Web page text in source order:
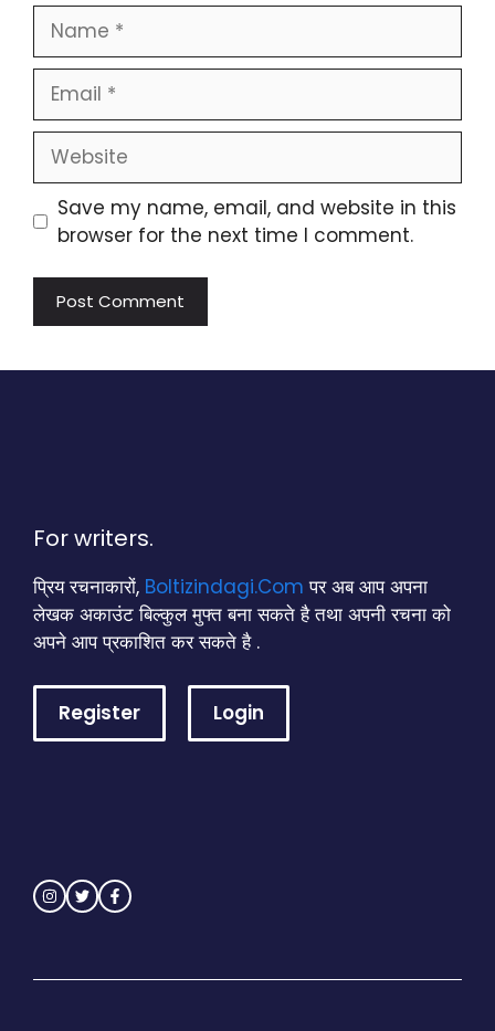
Name
Email
Website
Save my name, email, and website in this
browser for the next time I comment.
For writers.
प्रिय रचनाकारों, Boltizindagi.Com पर अब आप अपना
लेखक अकाउंट बिल्कुल मुफ्त बना सकते है तथा अपनी रचना को
अपने आप प्रकाशित कर सकते है .
Register Login